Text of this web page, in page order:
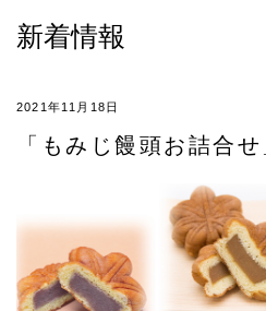
新着情報
2021年11月18日
「もみじ饅頭お詰合